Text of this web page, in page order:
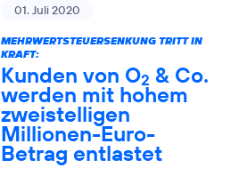
01. Juli 2020
MEHRWERTSTEUERSENKUNG TRITT IN
KRAFT:
Kunden von O2 & Co.
werden mit hohem
zweistelligen
Millionen-Euro-
Betrag entlastet